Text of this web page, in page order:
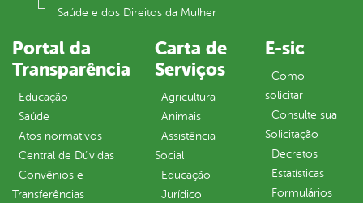
Saúde e dos Direitos da Mulher
Portal da
Transparência
Educação
Saúde
Atos normativos
Central de Dúvidas
Convênios e
Transferências
Carta de
Serviços
Agricultura
Animais
Assistência
Social
Educação
Jurídico
E-sic
Como
solicitar
Consulte sua
Solicitação
Decretos
Estatísticas
Formulários